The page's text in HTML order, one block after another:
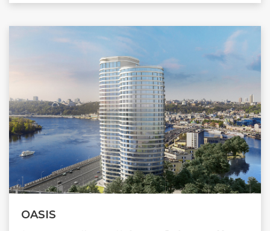
OASIS